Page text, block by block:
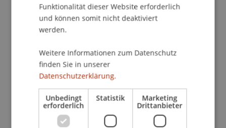
Gerichtshof anhängigen Rechtssache E-11/12
wird diese Frage u.a. als Vorfrage eines
Ersatzanspruchs eines geschädigten
Versicherungsunternehmen thematisiert. Die
Konsequenzen der Entscheidung gehen jedoch
weit über das Versicherungsrecht hinaus und
betreffen die Gestaltung von
Vermögensverwaltungs-, Vertriebs- und
Versicherungsverträgen, mithin das gesamte
Funktionalität dieser Website erforderlich
und können somit nicht deaktiviert
werden.
Weitere Informationen zum Datenschutz
finden Sie in unserer
Datenschutzerklärung.
Unbedingt
erforderlich
Statistik Marketing
Drittanbieter